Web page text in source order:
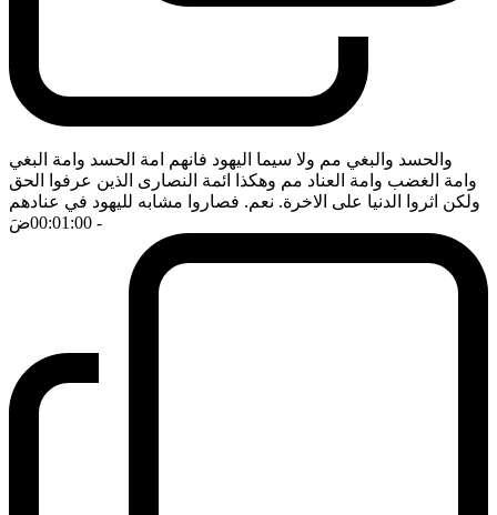
والحسد والبغي مم ولا سيما اليهود فانهم امة الحسد وامة البغي
وامة الغضب وامة العناد مم وهكذا ائمة النصارى الذين عرفوا الحق
ولكن اثروا الدنيا على الاخرة. نعم. فصاروا مشابه لليهود في عنادهم
- 00:01:00
ضَ